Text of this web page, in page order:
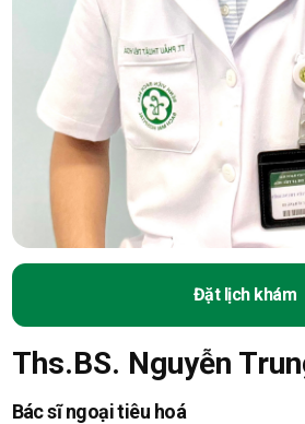
Đặt lịch khám
Ths.BS. Nguyễn
Bác sĩ ngoại tiêu hoá